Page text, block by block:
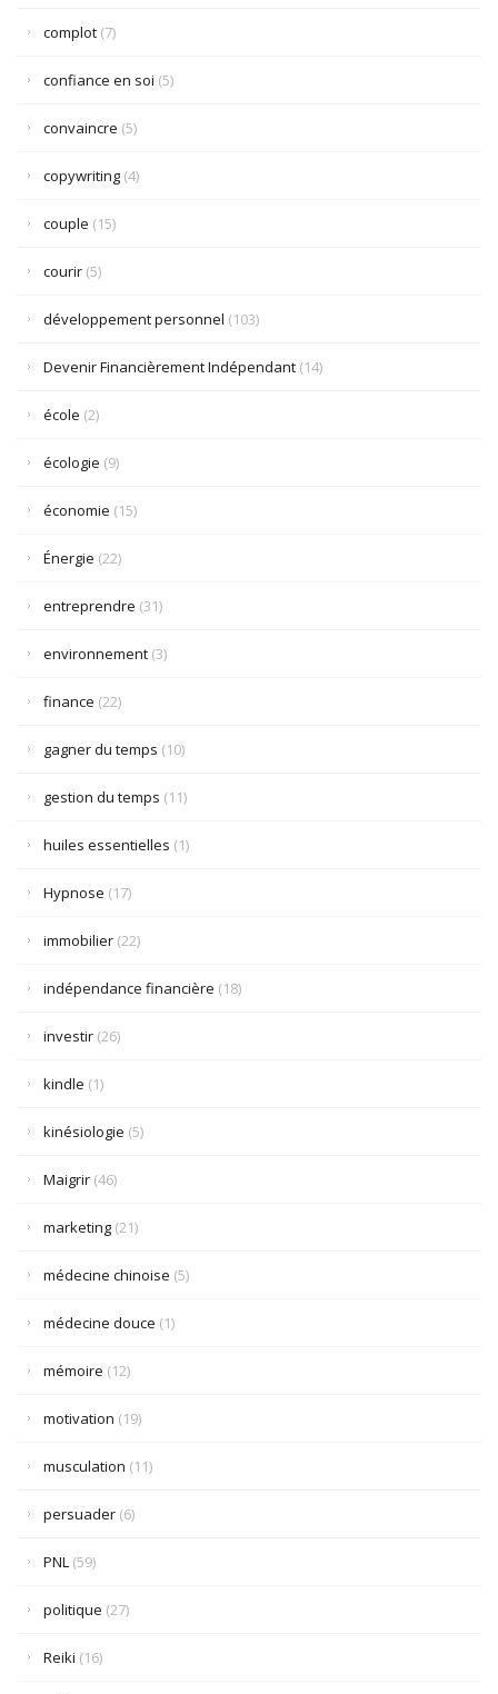
complot (7)
confiance en soi (5)
convaincre (5)
copywriting (4)
couple (15)
courir (5)
développement personnel (103)
Devenir Financièrement Indépendant (14)
école (2)
écologie (9)
économie (15)
Énergie (22)
entreprendre (31)
environnement (3)
finance (22)
gagner du temps (10)
gestion du temps (11)
huiles essentielles (1)
Hypnose (17)
immobilier (22)
indépendance financière (18)
investir (26)
kindle (1)
kinésiologie (5)
Maigrir (46)
marketing (21)
médecine chinoise (5)
médecine douce (1)
mémoire (12)
motivation (19)
musculation (11)
persuader (6)
PNL (59)
politique (27)
Reiki (16)